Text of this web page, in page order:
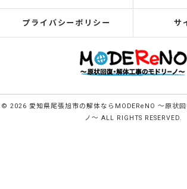
プライバシーポリシー サ
© 2026 愛知県尾張旭市の解体ならMODEReNO ～原状
ノ～ ALL RIGHTS RESERVED.